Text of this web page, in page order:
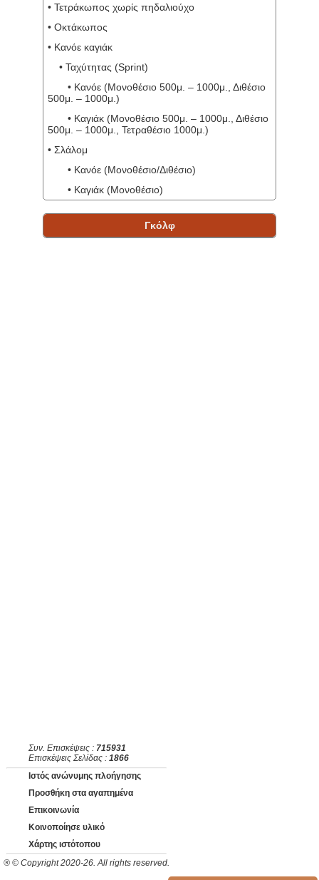
• Τετράκωπος χωρίς πηδαλιούχο
• Οκτάκωπος
• Κανόε καγιάκ
• Ταχύτητας (Sprint)
• Κανόε (Μονοθέσιο 500μ. – 1000μ., Διθέσιο
500μ. – 1000μ.)
• Καγιάκ (Μονοθέσιο 500μ. – 1000μ., Διθέσιο
500μ. – 1000μ., Τετραθέσιο 1000μ.)
• Σλάλομ
• Κανόε (Μονοθέσιο/Διθέσιο)
• Καγιάκ (Μονοθέσιο)
Γκόλφ
Συν. Επισκέψεις : 715931
Επισκέψεις Σελίδας : 1866
Ιστός ανώνυμης πλοήγησης
Προσθήκη στα αγαπημένα
Επικοινωνία
Κοινοποίησε υλικό
Χάρτης ιστότοπου
® © Copyright 2020-26. All rights reserved.